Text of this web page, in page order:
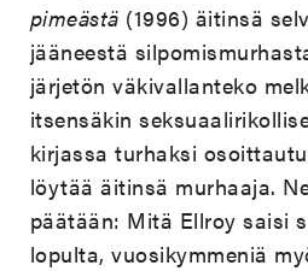
pimeästä (1996) äitinsä
jääneestä
järjetön väkivallanteko
itsensäkin
kirjassa turhaksi
löytää äitinsä murhaaja.
päätään: Mitä Ellroy saisi
lopulta, vuosikymmeniä